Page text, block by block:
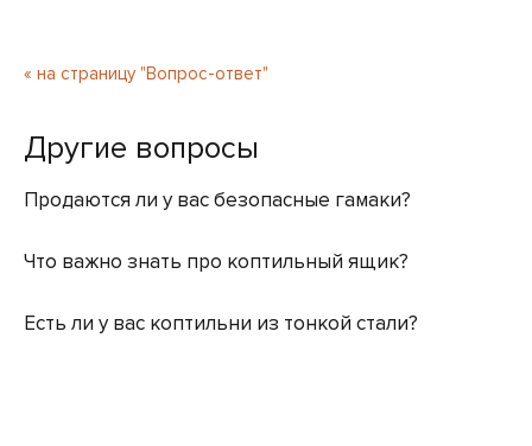
« на страницу "Вопрос-ответ"
Другие вопросы
Продаются ли у вас безопасные гамаки?
Что важно знать про коптильный ящик?
Есть ли у вас коптильни из тонкой стали?